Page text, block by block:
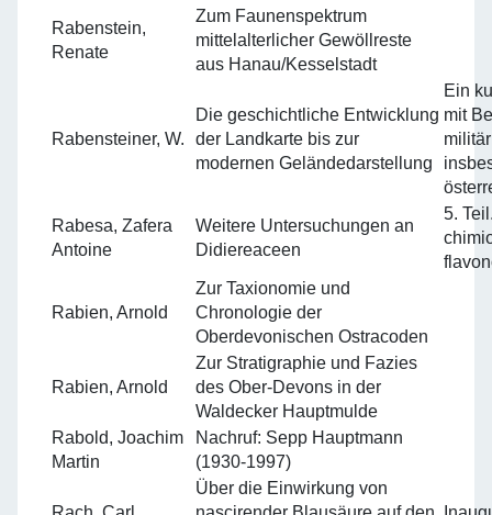
Rabenstein,
Renate
Zum Faunenspektrum
mittelalterlicher Gewöllreste
aus Hanau/Kesselstadt
Rabensteiner, W.
Die geschichtliche Entwicklung
der Landkarte bis zur
modernen Geländedarstellung
Ein
mit
Rabesa, Zafera
Antoine
Weitere Untersuchungen an
Didiereaceen
5.
Rabien, Arnold
Zur Taxionomie und
Chronologie der
Oberdevonischen Ostracoden
Rabien, Arnold
Zur Stratigraphie und Fazies
des Ober-Devons in der
Waldecker Hauptmulde
Rabold, Joachim
Martin
Nachruf: Sepp Hauptmann
(1930-1997)
Über die Einwirkung von